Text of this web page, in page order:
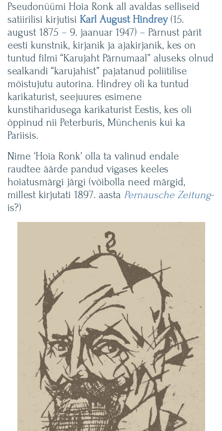
Pseudonüümi Hoia Ronk all avaldas selliseid
satiirilisi kirjutisi Karl August Hindrey(15.
august 1875 – 9. jaanuar 1947) – Pärnust pärit
eesti kunstnik, kirjanik ja ajakirjanik, kes on
tuntud filmi “Karujaht Pärnumaal” aluseks olnud
sealkandi “karujahist” pajatanud poliitilise
mõistujutu autorina. Hindrey oli ka tuntud
karikaturist, seejuures esimene
kunstiharidusega karikaturist Eestis, kes oli
õppinud nii Peterburis, Münchenis kui ka
Pariisis.
Nime ‘Hoia Ronk’ olla ta valinud endale
raudtee äärde pandud vigases keeles
hoiatusmärgi järgi (võibolla need märgid,
millest kirjutati 1897. aasta Pernausche Zeitung-
is?)